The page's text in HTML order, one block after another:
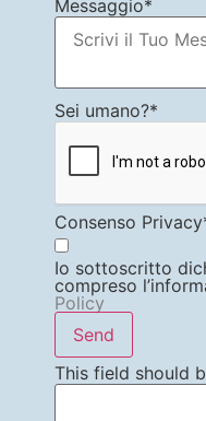
Messaggio*
Sei umano?*
Consenso Privacy
Io sottoscritto
compreso
Policy
Send
This field should